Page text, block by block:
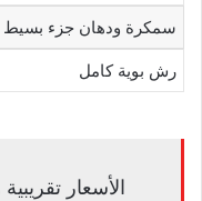
سمكرة ودهان جزء بسيط
رش بوية كامل
الأسعار